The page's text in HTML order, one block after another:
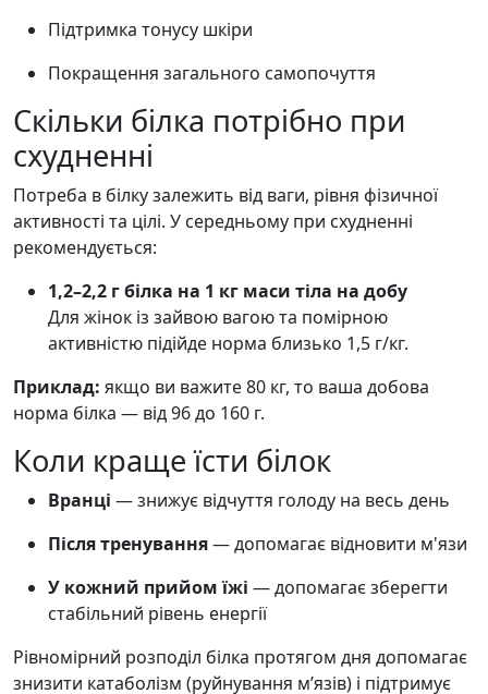
Підтримка тонусу шкіри
Покращення загального самопочуття
Скільки білка потрібно при
схудненні
Потреба в білку залежить від ваги, рівня фізичної
активності та цілі. У середньому при схудненні
рекомендується:
1,2–2,2 г білка на 1 кг маси тіла на добу
Для жінок із зайвою вагою та помірною
активністю підійде норма близько 1,5 г/кг.
Приклад: якщо ви важите 80 кг, то ваша добова
норма білка — від 96 до 160 г.
Коли краще їсти білок
Вранці — знижує відчуття голоду на весь день
Після тренування— допомагає відновити м'язи
У кожний прийом їжі — допомагає зберегти
стабільний рівень енергії
Рівномірний розподіл білка протягом дня допомагає
знизити катаболізм (руйнування мʼязів) і підтримує